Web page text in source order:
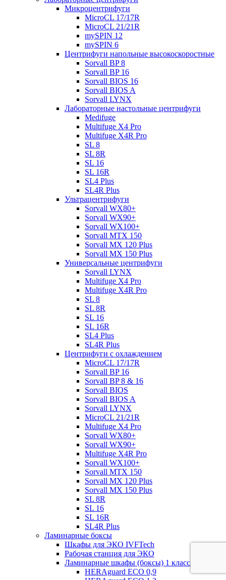
Микроцентрифуги
MicroCL 17/17R
MicroCL 21/21R
mySPIN 12
mySPIN 6
Центрифуги напольные высокоскоростные
Sorvall BP 8
Sorvall BP 16
Sorvall BIOS 16
Sorvall BIOS A
Sorvall LYNX
Лабораторные настольные центрифуги
Medifuge
Multifuge X4 Pro
Multifuge X4R Pro
SL 8
SL 8R
SL 16
SL 16R
SL4 Plus
SL4R Plus
Ультрацентрифуги
Sorvall WX80+
Sorvall WX90+
Sorvall WX100+
Sorvall МТХ 150
Sorvall МХ 120 Plus
Sorvall МХ 150 Plus
Универсальные центрифуги
Sorvall LYNX
Multifuge X4 Pro
Multifuge X4R Pro
SL 8
SL 8R
SL 16
SL 16R
SL4 Plus
SL4R Plus
Центрифуги с охлаждением
MicroCL 17/17R
Sorvall BP 16
Sorvall BP 8 & 16
Sorvall BIOS
Sorvall BIOS A
Sorvall LYNX
MicroCL 21/21R
Multifuge X4 Pro
Sorvall WX80+
Sorvall WX90+
Multifuge X4R Pro
Sorvall WX100+
Sorvall МТХ 150
Sorvall МХ 120 Plus
Sorvall МХ 150 Plus
SL 8R
SL 16
SL 16R
SL4R Plus
Ламинарные боксы
Шкафы для ЭКО IVFTech
Рабочая станция для ЭКО
Ламинарные шкафы (боксы) 1 класса защиты
HERAguard ECO 0,9